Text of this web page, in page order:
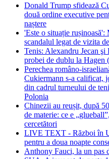
Donald Trump sfidează
două ordine executive
naștere
'Este o situație rușinoasă':
scandalul legat de vizita
Tenis: Alexandru Jecan
probei de dublu la Hagen
Perechea româno-
Cukiermann s-a calificat,
din cadrul turneului de
Polonia
Chinezii au reușit, după
de materie: ce e
cercetători
LIVE TEXT - Război în
pentru a doua noapte
Anthony Fauci, la un pas